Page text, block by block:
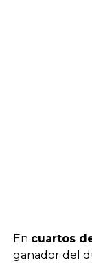
En cuartos
ganador del